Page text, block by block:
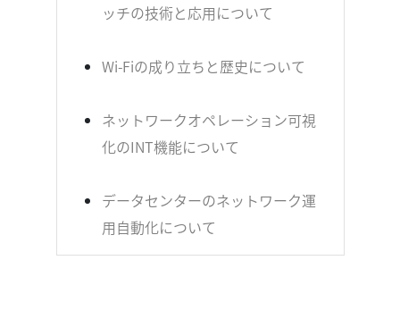
ッチの技術と応用について
Wi-Fiの成り立ちと歴史について
ネットワークオペレーション可視
化のINT機能について
データセンターのネットワーク運
用自動化について